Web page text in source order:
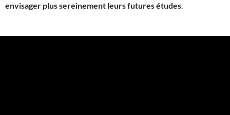
envisager plus sereinement leurs futures études.